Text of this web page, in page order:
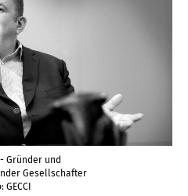
- Gründer und
Gesellschafter
GECCI